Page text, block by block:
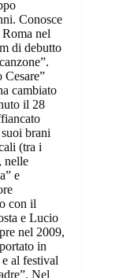
Conosce
nel
di debutto
cambiato
il 28
brani
(tra i
nelle
e
con il
e Lucio
nel 2009,
in
al festival
Nel